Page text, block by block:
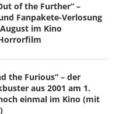
of the Further“ –
Fanpakete-Verlosung
im Kino
the Furious“ – der
aus 2001 am 1.
einmal im Kino (mit